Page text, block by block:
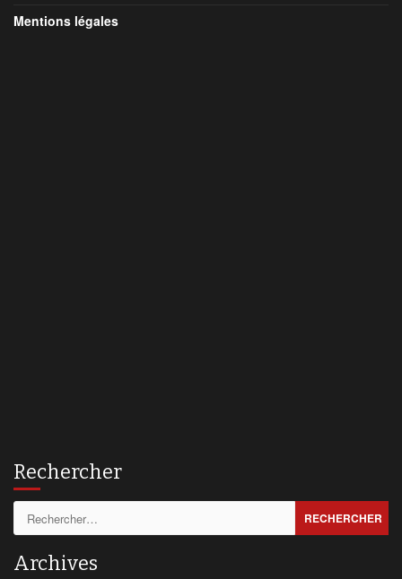
Mentions légales
Rechercher
Archives